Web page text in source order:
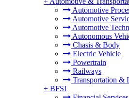
Automotive
Automotive
Automotive
Autonomous
Chasis & Body
Electric Vehicle
Powertrain
Railways
Transportation &
+ BFSI